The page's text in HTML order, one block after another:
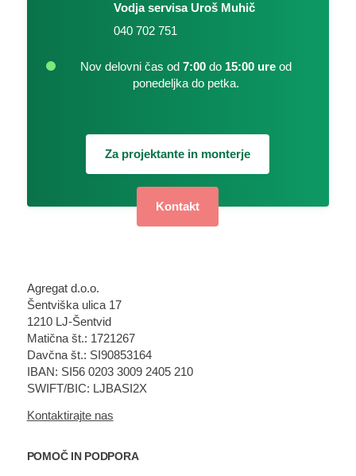
Vodja servisa Uroš Muhič
040 702 751
Nov delovni čas od 7:00 do 15:00 ure od
ponedeljka do petka.
Za projektante in monterje
Kontakt
Agregat d.o.o.
Šentviška ulica 17
1210 LJ-Šentvid
Matična št.: 1721267
Davčna št.: SI90853164
IBAN: SI56 0203 3009 2405 210
SWIFT/BIC: LJBASI2X
Kontaktirajte nas
POMOČ IN PODPORA